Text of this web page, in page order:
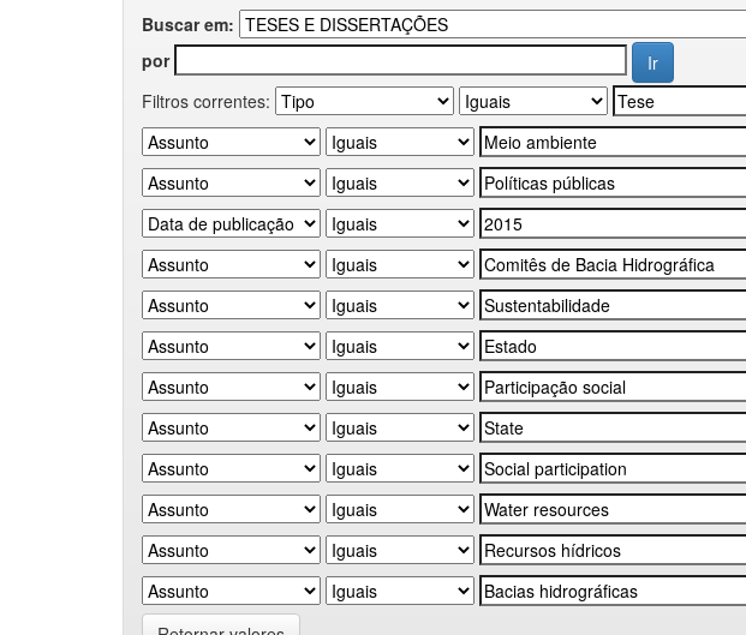
Buscar em:
por
Filtros correntes: